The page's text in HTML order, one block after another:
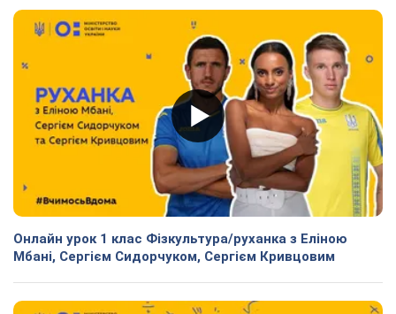
Онлайн урок 1 клас Фізкультура/руханка з Еліною
Мбані, Сергієм Сидорчуком, Сергієм Кривцовим